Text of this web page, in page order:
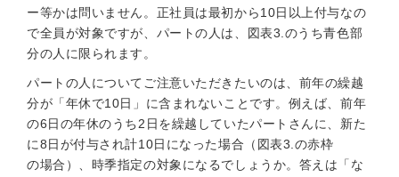
ー等かは問いません。正社員は最初から10日以上付与なの
で全員が対象ですが、パートの人は、図表3.のうち青色部
分の人に限られます。
パートの人についてご注意いただきたいのは、前年の繰越
分が「年休で10日」に含まれないことです。例えば、前年
の6日の年休のうち2日を繰越していたパートさんに、新た
に8日が付与され計10日になった場合（図表3.の赤枠
の場合）、時季指定の対象になるでしょうか。答えは「な